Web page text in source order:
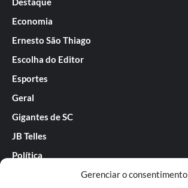
Gerenciar o consentimento
Economia
Ernesto São Thiago
Escolha do Editor
Esportes
Geral
Gigantes de SC
JB Telles
Política